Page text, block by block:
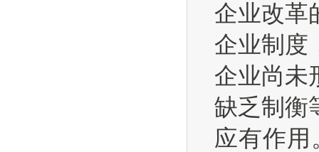
企业改革
企业制度
企业尚未
缺乏制衡
应有作